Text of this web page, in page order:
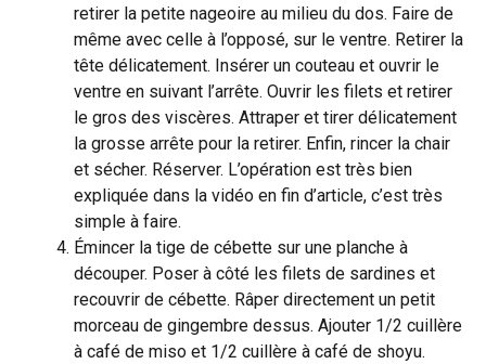
retirer la petite nageoire au milieu du dos. Faire de
même avec celle à l’opposé, sur le ventre. Retirer la
tête délicatement. Insérer un couteau et ouvrir le
ventre en suivant l’arrête. Ouvrir les filets et retirer
le gros des viscères. Attraper et tirer délicatement
la grosse arrête pour la retirer. Enfin, rincer la chair
et sécher. Réserver. L’opération est très bien
expliquée dans la vidéo en fin d’article, c’est très
simple à faire.
Émincer la tige de cébette sur une planche à
découper. Poser à côté les filets de sardines et
recouvrir de cébette. Râper directement un petit
morceau de gingembre dessus. Ajouter 1/2 cuillère
à café de miso et 1/2 cuillère à café de shoyu.